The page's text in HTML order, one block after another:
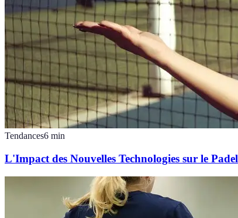
Tendances6 min
L'Impact des Nouvelles Technologies sur le Padel